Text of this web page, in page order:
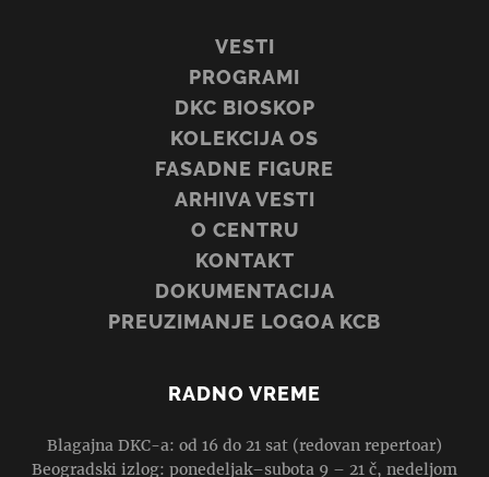
VESTI
PROGRAMI
DKC BIOSKOP
KOLEKCIJA OS
FASADNE FIGURE
ARHIVA VESTI
O CENTRU
KONTAKT
DOKUMENTACIJA
PREUZIMANJE LOGOA KCB
RADNO VREME
Blagajna DKC-a: od 16 do 21 sat (redovan repertoar)
Beogradski izlog: ponedeljak–subota 9 – 21 č, nedeljom